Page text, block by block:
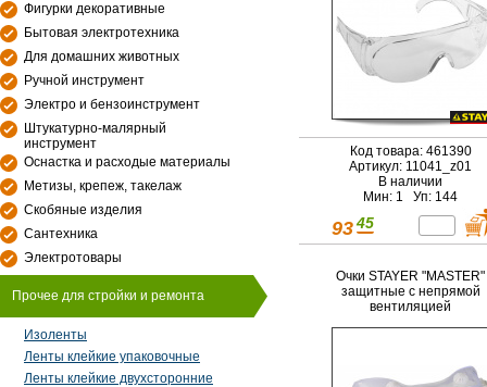
Фигурки декоративные
Бытовая электротехника
Для домашних животных
Ручной инструмент
Электро и бензоинструмент
Штукатурно-малярный
инструмент
Оснастка и расходые материалы
Метизы, крепеж, такелаж
Скобяные изделия
Сантехника
Электротовары
Прочее для стройки и ремонта
Изоленты
Ленты клейкие упаковочные
Ленты клейкие двухсторонние
Код товара: 461390
Артикул: 11041_z01
В наличии
Мин: 1 Уп: 144
93 45
Очки STAYER "MASTER"
защитные с непрямой
вентиляцией